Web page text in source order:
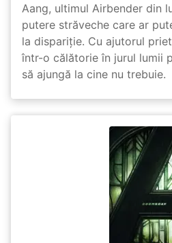
Aang, ultimul Airbender din
putere străveche care ar
la dispariție. Cu ajutorul
într-o călătorie în jurul lumii
să ajungă la cine nu trebuie.